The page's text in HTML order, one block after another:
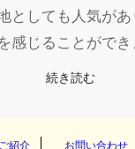
和歌山県山形県
大分県
中国
北陸・甲信越
としても人気が
感じることがで
がり、商業施設や
続き読む
紹介 お問い合わせ